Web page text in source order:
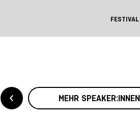
FESTIVAL
MEHR SPEAKER:INNEN